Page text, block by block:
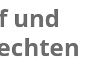
und